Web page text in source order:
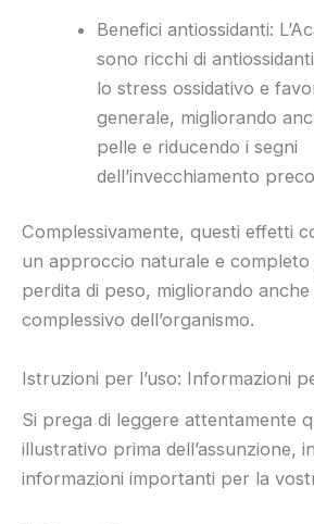
Benefici antiossidanti:
sono ricchi di
lo stress ossidativo e
generale, migliorando
pelle e riducendo i segni
dell’invecchiamento
Complessivamente, questi effetti
un approccio naturale e
perdita di peso, migliorando
complessivo dell’organismo.
Istruzioni per l’uso: Informazioni
Si prega di leggere attentamente
illustrativo prima dell’assunzione,
informazioni importanti per la